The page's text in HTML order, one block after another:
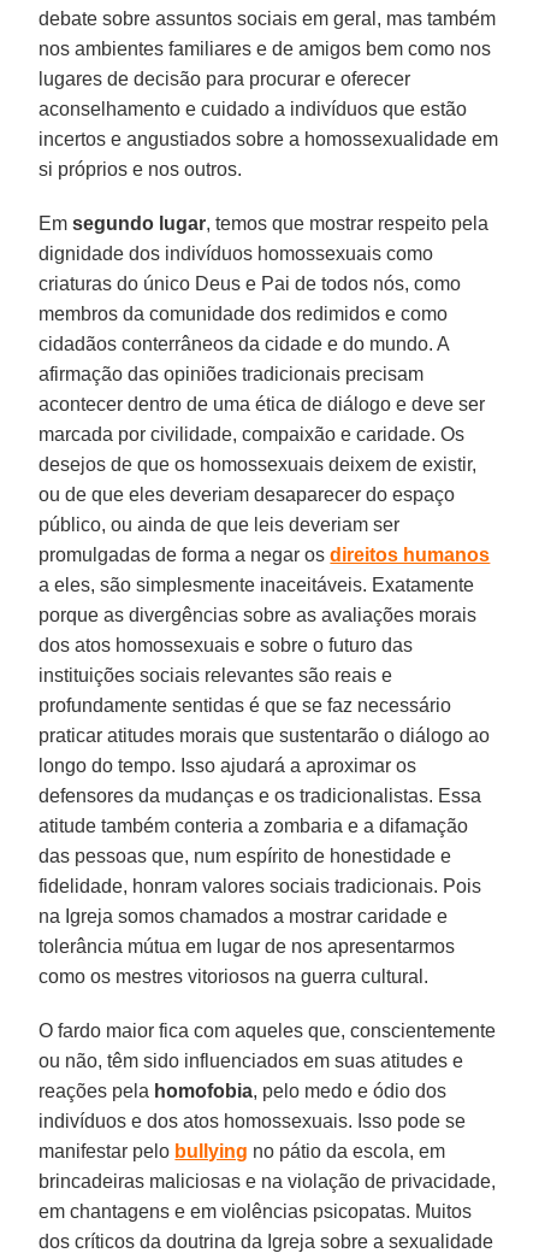
debate sobre assuntos sociais em geral, mas também
nos ambientes familiares e de amigos bem como nos
lugares de decisão para procurar e oferecer
aconselhamento e cuidado a indivíduos que estão
incertos e angustiados sobre a homossexualidade em
si próprios e nos outros.
Emsegundo lugar, temos que mostrar respeito pela
dignidade dos indivíduos homossexuais como
criaturas do único Deus e Pai de todos nós, como
membros da comunidade dos redimidos e como
cidadãos conterrâneos da cidade e do mundo. A
afirmação das opiniões tradicionais precisam
acontecer dentro de uma ética de diálogo e deve ser
marcada por civilidade, compaixão e caridade. Os
desejos de que os homossexuais deixem de existir,
ou de que eles deveriam desaparecer do espaço
público, ou ainda de que leis deveriam ser
promulgadas de forma a negar osdireitos humanos
a eles, são simplesmente inaceitáveis. Exatamente
porque as divergências sobre as avaliações morais
dos atos homossexuais e sobre o futuro das
instituições sociais relevantes são reais e
profundamente sentidas é que se faz necessário
praticar atitudes morais que sustentarão o diálogo ao
longo do tempo. Isso ajudará a aproximar os
defensores da mudanças e os tradicionalistas. Essa
atitude também conteria a zombaria e a difamação
das pessoas que, num espírito de honestidade e
fidelidade, honram valores sociais tradicionais. Pois
na Igreja somos chamados a mostrar caridade e
tolerância mútua em lugar de nos apresentarmos
como os mestres vitoriosos na guerra cultural.
O fardo maior fica com aqueles que, conscientemente
ou não, têm sido influenciados em suas atitudes e
reações pela homofobia, pelo medo e ódio dos
indivíduos e dos atos homossexuais. Isso pode se
manifestar pelo bullying no pátio da escola, em
brincadeiras maliciosas e na violação de privacidade,
em chantagens e em violências psicopatas. Muitos
dos críticos da doutrina da Igreja sobre a sexualidade